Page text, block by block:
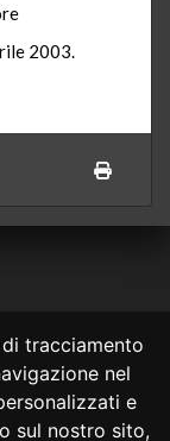
tracciamento
nel
e
sul nostro sito,
2003.
LEGALI
per i contenuti e